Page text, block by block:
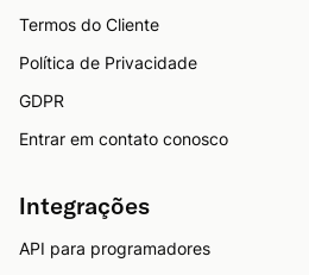
Termos do Cliente
Política de Privacidade
GDPR
Entrar em contato conosco
Integrações
API para programadores